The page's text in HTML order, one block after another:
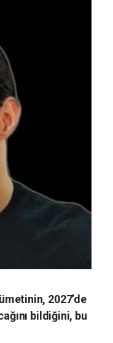
2027’de
bildiğini, bu